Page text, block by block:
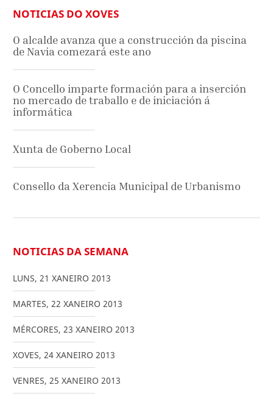
NOTICIAS DO XOVES
O alcalde avanza que a construcción da piscina
de Navia comezará este ano
O Concello imparte formación para a inserción
no mercado de traballo e de iniciación á
informática
Xunta de Goberno Local
Consello da Xerencia Municipal de Urbanismo
NOTICIAS DA SEMANA
LUNS, 21 XANEIRO 2013
MARTES, 22 XANEIRO 2013
MÉRCORES, 23 XANEIRO 2013
XOVES, 24 XANEIRO 2013
VENRES, 25 XANEIRO 2013